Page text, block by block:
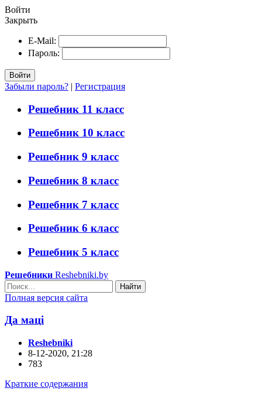
Войти
Закрыть
E-Mail:
Пароль:
Войти
Забыли пароль? | Регистрация
Решебник 11 класс
Решебник 10 класс
Решебник 9 класс
Решебник 8 класс
Решебник 7 класс
Решебник 6 класс
Решебник 5 класс
Решебники Reshebniki.by
Найти
Полная версия сайта
Дa мaцi
Reshebniki
8-12-2020, 21:28
783
Краткие содержания